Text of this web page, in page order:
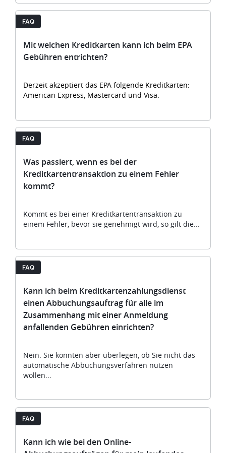
FAQ
Mit welchen Kreditkarten kann ich beim EPA
Gebühren entrichten?
Derzeit akzeptiert das EPA folgende Kreditkarten:
American Express, Mastercard und Visa.
FAQ
Was passiert, wenn es bei der
Kreditkartentransaktion zu einem Fehler
kommt?
Kommt es bei einer Kreditkartentransaktion zu
einem Fehler, bevor sie genehmigt wird, so gilt die...
FAQ
Kann ich beim Kreditkartenzahlungsdienst
einen Abbuchungsauftrag für alle im
Zusammenhang mit einer Anmeldung
anfallenden Gebühren einrichten?
Nein. Sie könnten aber überlegen, ob Sie nicht das
automatische Abbuchungsverfahren nutzen
wollen...
FAQ
Kann ich wie bei den Online-